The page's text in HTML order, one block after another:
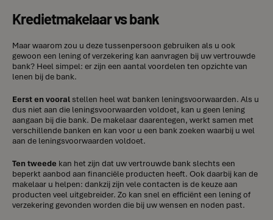
Kredietmakelaar vs bank
Maar waarom zou u deze tussenpersoon gebruiken als u ook
gewoon een lening of verzekering kan aanvragen bij uw vertrouwde
bank? Heel simpel: er zijn een aantal voordelen ten opzichte van
lenen bij de bank.
Eerst en vooral stellen heel wat banken leningsvoorwaarden. Als u
dus niet aan die leningsvoorwaarden voldoet, kan u geen lening
aangaan bij die bank. De makelaar daarentegen, werkt samen met
verschillende banken en kan voor u een bank zoeken waarbij u wel
aan de leningsvoorwaarden voldoet.
Ten tweede kan het zijn dat uw vertrouwde bank slechts een
beperkt aanbod aan financiële producten heeft. Ook daarbij kan de
makelaar u helpen: dankzij zijn vele contacten is de keuze aan
producten veel uitgebreider. Zo kan snel en efficiënt een lening of
verzekering gevonden worden die bij uw wensen en noden past.